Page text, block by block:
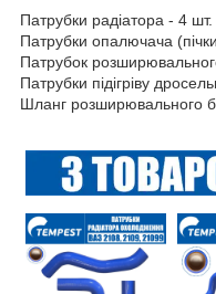
Патрубки радіатора - 4 шт.
Патрубки опалючача
Патрубок
Патрубки підігріву
Шланг розширювального